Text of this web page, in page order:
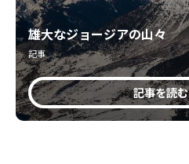
雄大なジョージアの山々
記事
記事を読む